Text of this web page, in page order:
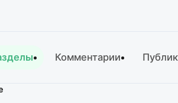
Комментарии